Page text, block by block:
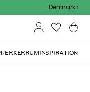
Denmark
RUMINSPIRATION